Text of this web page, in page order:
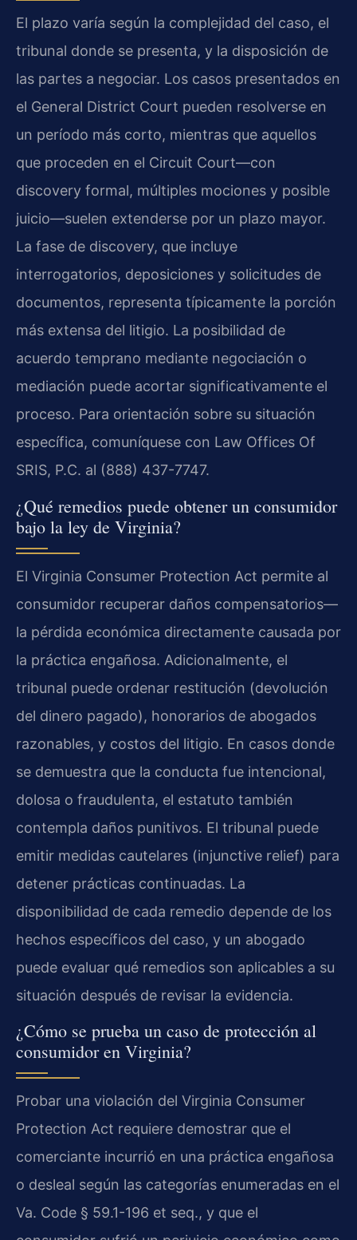
El plazo varía según la complejidad del caso, el
tribunal donde se presenta, y la disposición de
las partes a negociar. Los casos presentados en
el General District Court pueden resolverse en
un período más corto, mientras que aquellos
que proceden en el Circuit Court—con
discovery formal, múltiples mociones y posible
juicio—suelen extenderse por un plazo mayor.
La fase de discovery, que incluye
interrogatorios, deposiciones y solicitudes de
documentos, representa típicamente la porción
más extensa del litigio. La posibilidad de
acuerdo temprano mediante negociación o
mediación puede acortar significativamente el
proceso. Para orientación sobre su situación
específica, comuníquese con Law Offices Of
SRIS, P.C. al (888) 437-7747.
¿Qué remedios puede obtener un consumidor
bajo la ley de Virginia?
El Virginia Consumer Protection Act permite al
consumidor recuperar daños compensatorios—
la pérdida económica directamente causada por
la práctica engañosa. Adicionalmente, el
tribunal puede ordenar restitución (devolución
del dinero pagado), honorarios de abogados
razonables, y costos del litigio. En casos donde
se demuestra que la conducta fue intencional,
dolosa o fraudulenta, el estatuto también
contempla daños punitivos. El tribunal puede
emitir medidas cautelares (injunctive relief) para
detener prácticas continuadas. La
disponibilidad de cada remedio depende de los
hechos específicos del caso, y un abogado
puede evaluar qué remedios son aplicables a su
situación después de revisar la evidencia.
¿Cómo se prueba un caso de protección al
consumidor en Virginia?
Probar una violación del Virginia Consumer
Protection Act requiere demostrar que el
comerciante incurrió en una práctica engañosa
o desleal según las categorías enumeradas en el
Va. Code § 59.1-196 et seq., y que el